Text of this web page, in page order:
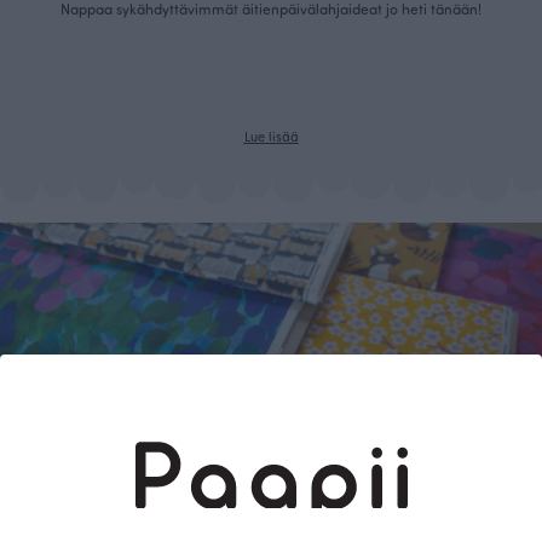
Nappaa sykähdyttävimmät äitienpäivälahjaideat jo heti tänään!
Lue lisää